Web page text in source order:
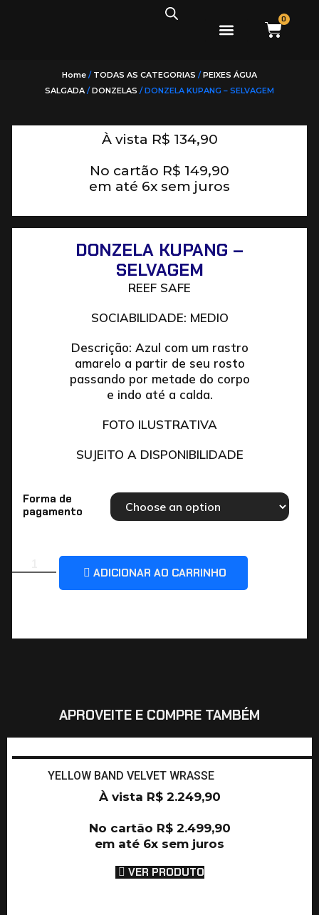
0
Home / TODAS AS CATEGORIAS /PEIXES ÁGUA
SALGADA /DONZELAS / DONZELA KUPANG – SELVAGEM
À vista R$ 134,90
No cartão R$ 149,90
em até 6x sem juros
DONZELA KUPANG –
SELVAGEM
REEF SAFE
SOCIABILIDADE: MEDIO
Descrição: Azul com um rastro
amarelo a partir de seu rosto
passando por metade do corpo
e indo até a calda.
FOTO ILUSTRATIVA
SUJEITO A DISPONIBILIDADE
Forma de
pagamento
ADICIONAR AO CARRINHO
APROVEITE E COMPRE TAMBÉM
YELLOW BAND VELVET WRASSE
À vista R$2.249,90
No cartão R$2.499,90
em até 6x sem juros
VER PRODUTO